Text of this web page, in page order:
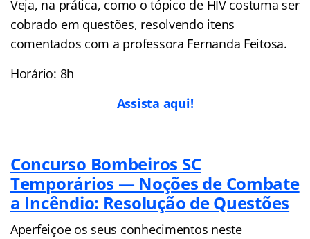
Veja, na prática, como o tópico de HIV costuma ser
cobrado em questões, resolvendo itens
comentados com a professora Fernanda Feitosa.
Horário: 8h
Assista aqui!
Concurso Bombeiros SC
Temporários — Noções de Combate
a Incêndio: Resolução de Questões
Aperfeiçoe os seus conhecimentos neste